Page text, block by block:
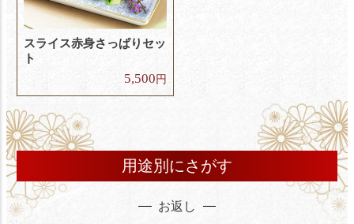
スライス赤身さっぱりセッ
ト
5,500 円
用途別にさがす
お返し